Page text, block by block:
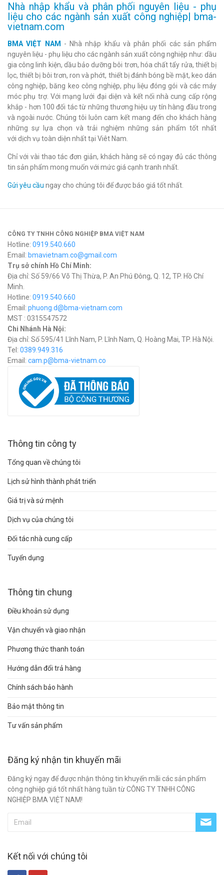
Nhà nhập khẩu và phân phối nguyên liệu - phụ
liệu cho các ngành sản xuất công nghiệp| bma-
vietnam.com
BMA VIỆT NAM
- Nhà nhập khẩu và phân phối các sản phẩm
nguyên liệu - phụ liệu cho các ngành sản xuất công nghiệp như: dầu
gia công linh kiện, dầu bảo dưỡng bôi trơn, hóa chất tẩy rửa, thiết bị
lọc, thiết bị bôi trơn, ron và phớt, thiết bị đánh bóng bề mặt, keo dán
công nghiệp, băng keo công nghiệp, phụ liệu đóng gói và các máy
móc phụ trợ. Với mạng lưới đại diện và kết nối nhà cung cấp rộng
khắp - hơn 100 đối tác từ những thương hiệu uy tín hàng đầu trong
và ngoài nước. Chúng tôi luôn cam kết mang đến cho khách hàng
những sự lựa chọn và trải nghiệm những sản phẩm tốt nhất
với dịch vụ toàn diện nhất tại Viêt Nam.
Chỉ với vài thao tác đơn giản, khách hàng sẽ có ngay đủ các thông
tin sản phẩm mong muốn với mức giá cạnh tranh nhất.
Gửi yêu cầu ngay cho chúng tôi để được báo giá tốt nhất.
CÔNG TY TNHH CÔNG NGHIỆP BMA VIỆT NAM
Hotline: 0919.540.660
Email: bmavietnam.co@gmail.com
Trụ sở chính Hồ Chí Minh:
Địa chỉ: Số 59/66 Võ Thị Thừa, P. An Phú Đông, Q. 12, TP. Hồ Chí
Minh.
Hotline: 0919.540.660
Email: phuong.d@bma-vietnam.com
MST : 0315547572
Chi Nhánh Hà Nội:
Địa chỉ: Số 595/41 Lĩnh Nam, P. Lĩnh Nam, Q. Hoàng Mai, TP. Hà Nội.
Tel: 0389.949.316
Email: cam.p@bma-vietnam.co
Thông tin công ty
Tổng quan về chúng tôi
Lịch sử hình thành phát triển
Giá trị và sứ mệnh
Dịch vụ của chúng tôi
Đối tác nhà cung cấp
Tuyển dụng
Thông tin chung
Điều khoản sử dụng
Vận chuyển và giao nhận
Phương thức thanh toán
Hướng dẫn đổi trả hàng
Chính sách bảo hành
Bảo mật thông tin
Tư vấn sản phẩm
Đăng ký nhận tin khuyến mãi
Đăng ký ngay để được nhận thông tin khuyến mãi các sản phẩm
công nghiệp giá tốt nhất hàng tuần từ CÔNG TY TNHH CÔNG
NGHIỆP BMA VIỆT NAM!
Kết nối với chúng tôi